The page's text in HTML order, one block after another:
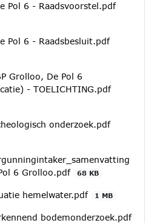
Pol 6 - Raadsvoorstel.pdf
Pol 6 - Raadsbesluit.pdf
Grolloo, De Pol 6
- TOELICHTING.pdf
onderzoek.pdf
6 Grolloo.pdf
68 KB
hemelwater.pdf 1 MB
bodemonderzoek.pdf